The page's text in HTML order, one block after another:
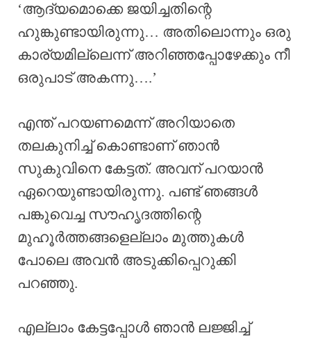
‘ആദ്യമൊക്കെ ജയിച്ചതിന്റെ
ഹുങ്കുണ്ടായിരുന്നു… അതിലൊന്നും ഒരു
കാര്യമില്ലെന്ന് അറിഞ്ഞപ്പോഴേക്കും നീ
ഒരുപാട് അകന്നു….’
എന്ത്‌ പറയണമെന്ന് അറിയാതെ
തലകുനിച്ച് കൊണ്ടാണ് ഞാൻ
സുകുവിനെ കേട്ടത്. അവന് പറയാൻ
ഏറെയുണ്ടായിരുന്നു. പണ്ട് ഞങ്ങൾ
പങ്കുവെച്ച സൗഹൃദത്തിന്റെ
മുഹൂർത്തങ്ങളെല്ലാം മുത്തുകൾ
പോലെ അവൻ അടുക്കിപ്പെറുക്കി
പറഞ്ഞു.
എല്ലാം കേട്ടപ്പോൾ ഞാൻ ലജ്ജിച്ച്